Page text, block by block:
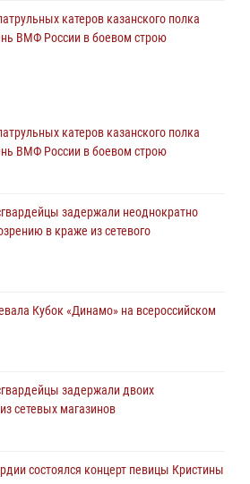
катеров казанского полка
ВМФ России в боевом строю
завоевали «бронзу» в окружном этапе
состоялся концерт певицы Кристины
Росгвардии задержали подозреваемого
участие в обеспечении безопасности
храма
катеров казанского полка
ВМФ России в боевом строю
задержали неоднократно
в краже из сетевого
Кубок «Динамо» на всероссийском
задержали двоих
сетевых магазинов
состоялся концерт певицы Кристины